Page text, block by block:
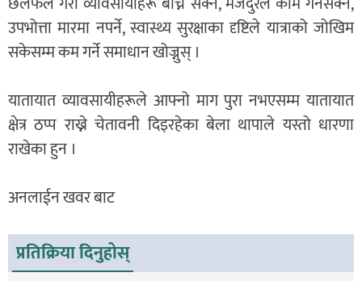
उपभोत्ता मारमा नपर्ने, स्वास्थ्य सुरक्षाका दृष्टिले यात्राको जोखिम
सकेसम्म कम गर्ने समाधान खोज्नुस् ।
यातायात व्यावसायीहरूले आफ्नो माग पुरा नभएसम्म यातायात
क्षेत्र ठप्प राख्ने चेतावनी दिइरहेका बेला थापाले यस्तो धारणा
राखेका हुन ।
अनलाईन खवर बाट
प्रतिक्रिया दिनुहोस्